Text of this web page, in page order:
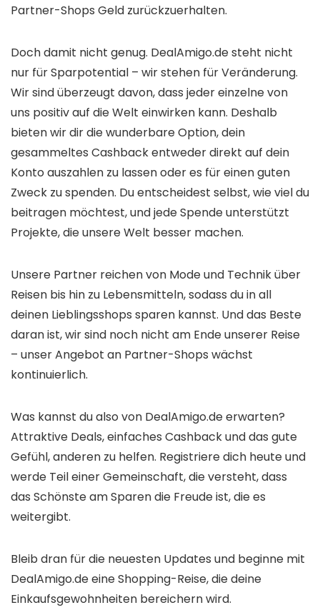
Partner-Shops Geld zurückzuerhalten.
Doch damit nicht genug. DealAmigo.de steht nicht
nur für Sparpotential – wir stehen für Veränderung.
Wir sind überzeugt davon, dass jeder einzelne von
uns positiv auf die Welt einwirken kann. Deshalb
bieten wir dir die wunderbare Option, dein
gesammeltes Cashback entweder direkt auf dein
Konto auszahlen zu lassen oder es für einen guten
Zweck zu spenden. Du entscheidest selbst, wie viel du
beitragen möchtest, und jede Spende unterstützt
Projekte, die unsere Welt besser machen.
Unsere Partner reichen von Mode und Technik über
Reisen bis hin zu Lebensmitteln, sodass du in all
deinen Lieblingsshops sparen kannst. Und das Beste
daran ist, wir sind noch nicht am Ende unserer Reise
– unser Angebot an Partner-Shops wächst
kontinuierlich.
Was kannst du also von DealAmigo.de erwarten?
Attraktive Deals, einfaches Cashback und das gute
Gefühl, anderen zu helfen. Registriere dich heute und
werde Teil einer Gemeinschaft, die versteht, dass
das Schönste am Sparen die Freude ist, die es
weitergibt.
Bleib dran für die neuesten Updates und beginne mit
DealAmigo.de eine Shopping-Reise, die deine
Einkaufsgewohnheiten bereichern wird.